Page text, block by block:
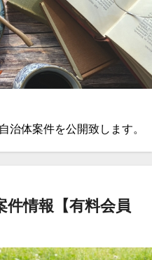
治体案件を公開致します。
件情報【有料会員